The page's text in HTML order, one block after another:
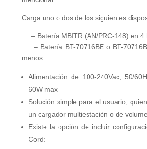
Carga uno o dos de los siguientes
– Batería MBITR (AN/PRC-148) en 4
– Batería BT-70716BE o BT-
menos
Alimentación de 100-240Vac, 50/
60W max
Solución simple para el usuario,
un cargador multiestación o de
Existe la opción de incluir
Cord: